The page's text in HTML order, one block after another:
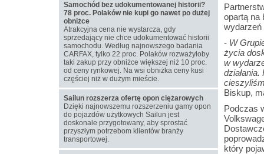
opartą na
wydarzeń
- W
życia
w
Biskup,
Podczas
który
Samochód bez udokumentowanej historii?
78 proc. Polaków nie kupi go nawet po dużej
obniżce
Atrakcyjna cena nie wystarcza, gdy
sprzedający nie chce udokumentować historii
samochodu. Według najnowszego badania
CARFAX, tylko 22 proc. Polaków rozważyłoby
taki zakup przy obniżce większej niż 10 proc.
od ceny rynkowej. Na wsi obniżka ceny kusi
częściej niż w dużym mieście.
Sailun rozszerza ofertę opon ciężarowych
Dzięki najnowszemu rozszerzeniu gamy opon
do pojazdów użytkowych Sailun jest
doskonale przygotowany, aby sprostać
przyszłym potrzebom klientów branży
transportowej.